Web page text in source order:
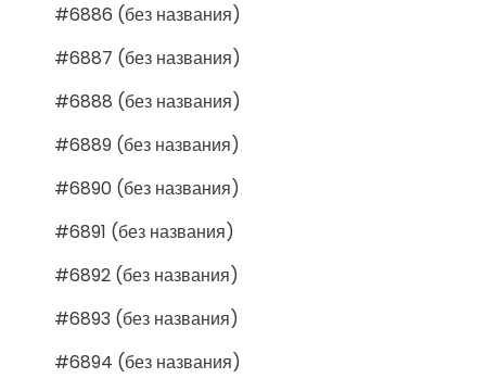
#6886 (без названия)
#6887 (без названия)
#6888 (без названия)
#6889 (без названия)
#6890 (без названия)
#6891 (без названия)
#6892 (без названия)
#6893 (без названия)
#6894 (без названия)